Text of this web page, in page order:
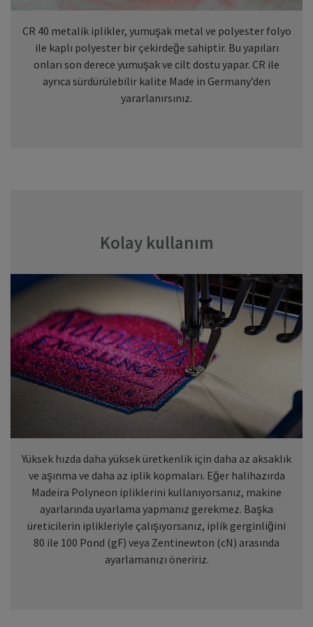
CR 40 metalik iplikler, yumuşak metal ve polyester folyo
ile kaplı polyester bir çekirdeğe sahiptir. Bu yapıları
onları son derece yumuşak ve cilt dostu yapar. CR ile
ayrıca sürdürülebilir kalite Made in Germany’den
yararlanırsınız.
Kolay kullanım
Yüksek hızda daha yüksek üretkenlik için daha az aksaklık
ve aşınma ve daha az iplik kopmaları. Eğer halihazırda
Madeira Polyneon ipliklerini kullanıyorsanız, makine
ayarlarında uyarlama yapmanız gerekmez. Başka
üreticilerin iplikleriyle çalışıyorsanız, iplik gerginliğini
80 ile 100 Pond (gF) veya Zentinewton (cN) arasında
ayarlamanızı öneririz.